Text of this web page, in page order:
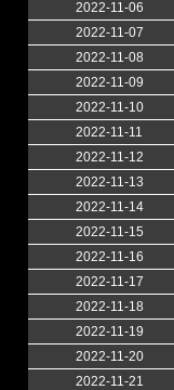
2022-11-06
2022-11-07
2022-11-08
2022-11-09
2022-11-10
2022-11-11
2022-11-12
2022-11-13
2022-11-14
2022-11-15
2022-11-16
2022-11-17
2022-11-18
2022-11-19
2022-11-20
2022-11-21